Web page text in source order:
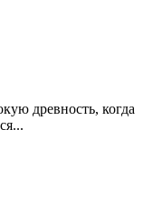
древность, когда